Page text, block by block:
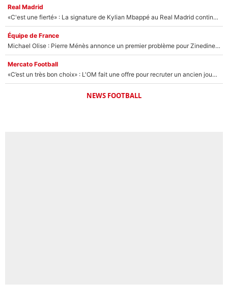
Real Madrid
«C'est une fierté» : La signature de Kylian Mbappé au Real Madrid continue de régaler l'Espagne
Équipe de France
Michael Olise : Pierre Ménès annonce un premier problème pour Zinedine Zidane en équipe de France
Mercato Football
«C’est un très bon choix» : L'OM fait une offre pour recruter un ancien joueur du PSG... et c'est validé dans l'After Foot !
NEWS FOOTBALL